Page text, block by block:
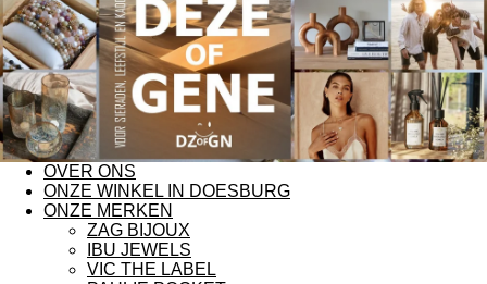
OVER ONS
ONZE WINKEL IN DOESBURG
ONZE MERKEN
ZAG BIJOUX
IBU JEWELS
VIC THE LABEL